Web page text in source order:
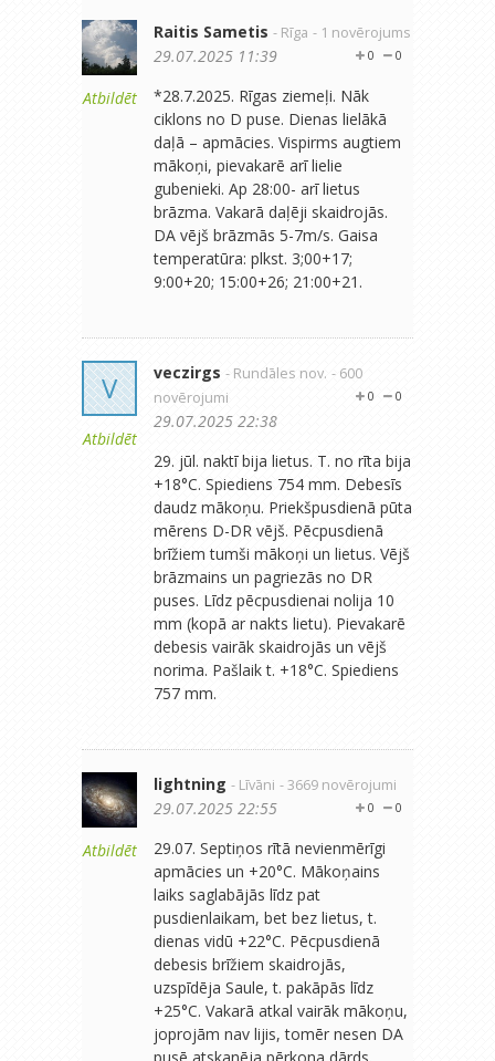
Atbildēt
Raitis Sametis - Rīga - 1 novērojums
0
0
29.07.2025 11:39
*28.7.2025. Rīgas ziemeļi. Nāk
ciklons no D puse. Dienas lielākā
daļā – apmācies. Vispirms augtiem
mākoņi, pievakarē arī lielie
gubenieki. Ap 28:00- arī lietus
brāzma. Vakarā daļēji skaidrojās.
DA vējš brāzmās 5-7m/s. Gaisa
temperatūra: plkst. 3;00+17;
9:00+20; 15:00+26; 21:00+21.
V
Atbildēt
veczirgs - Rundāles nov. - 600
novērojumi
0
0
29.07.2025 22:38
29. jūl. naktī bija lietus. T. no rīta bija
+18°C. Spiediens 754 mm. Debesīs
daudz mākoņu. Priekšpusdienā pūta
mērens D-DR vējš. Pēcpusdienā
brīžiem tumši mākoņi un lietus. Vējš
brāzmains un pagriezās no DR
puses. Līdz pēcpusdienai nolija 10
mm (kopā ar nakts lietu). Pievakarē
debesis vairāk skaidrojās un vējš
norima. Pašlaik t. +18°C. Spiediens
757 mm.
Atbildēt
lightning - Līvāni - 3669 novērojumi
0
0
29.07.2025 22:55
29.07. Septiņos rītā nevienmērīgi
apmācies un +20°C. Mākoņains
laiks saglabājās līdz pat
pusdienlaikam, bet bez lietus, t.
dienas vidū +22°C. Pēcpusdienā
debesis brīžiem skaidrojās,
uzspīdēja Saule, t. pakāpās līdz
+25°C. Vakarā atkal vairāk mākoņu,
joprojām nav lijis, tomēr nesen DA